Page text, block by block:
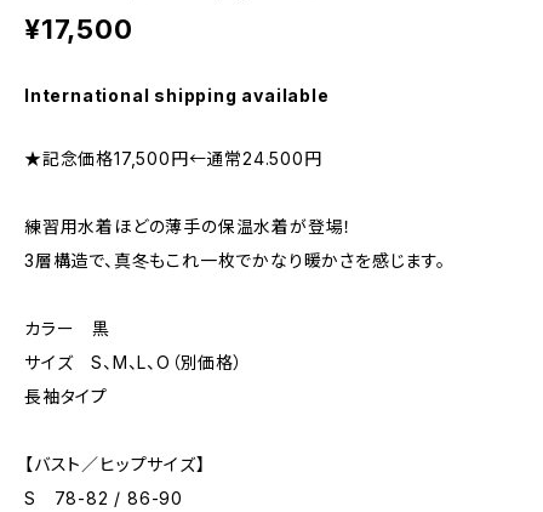
¥17,500
International shipping available
★記念価格17,500円←通常24.500円
練習用水着ほどの薄手の保温水着が登場！
3層構造で、真冬もこれ一枚でかなり暖かさを感じます。
カラー 黒
サイズ S、M、L、O（別価格）
長袖タイプ
【バスト／ヒップサイズ】
S 78-82 / 86-90